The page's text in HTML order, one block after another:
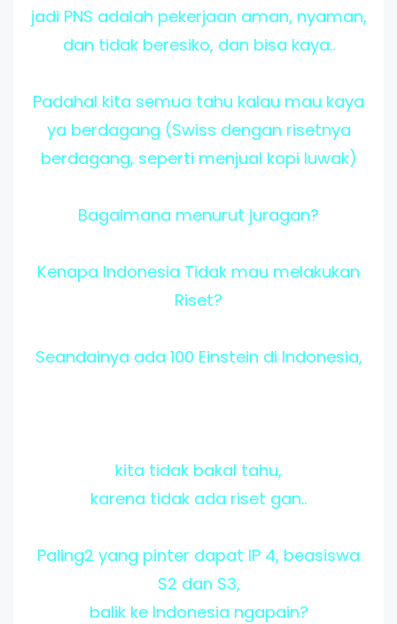
jadi PNS adalah pekerjaan aman, nyaman,
dan tidak beresiko, dan bisa kaya..
Padahal kita semua tahu kalau mau kaya
ya berdagang (Swiss dengan risetnya
berdagang, seperti menjual kopi luwak)
Bagaimana menurut juragan?
Kenapa Indonesia Tidak mau melakukan
Riset?
Seandainya ada 100 Einstein di Indonesia,
kita tidak bakal tahu,
karena tidak ada riset gan..
Paling2 yang pinter dapat IP 4, beasiswa
S2 dan S3,
balik ke Indonesia ngapain?